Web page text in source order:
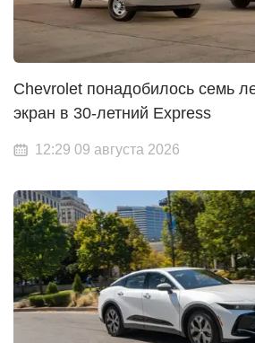
Chevrolet понадобилось семь
экран в 30-летний Express
12:29 09 августа 2026